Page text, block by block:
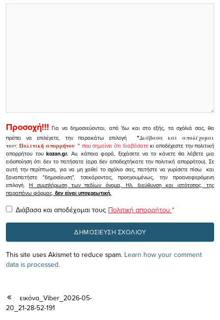
Προσοχή!!! Για να δημοσιεύονται, από 'δω και στο εξής, τα σχόλιά σας, θα
πρέπει να επιλέγετε, την παρακάτω επιλογή
"Διάβασα και αποδέχομαι
τουςΠολιτική απορρήτου" που σημαίνει ότι διαβάσατεκι αποδέχεστε την πολιτική
απορρήτου τουkozan.gr. Αν, κάποια φορά, ξεχάσετε να το κάνετε θα λάβετε μια
ειδοποίηση ότι δεν το πατήσατε (αρα δεν αποδεχτήκατε την πολιτική απορρήτου). Σε
αυτή την περίπτωση, για να μη χαθεί το σχόλιο σας, πατήστε να γυρίσετε πίσω και
ξαναπατήστε "δημοσίευση", τσεκάροντας, προηγουμένως, την προαναφερόμενη
επιλογή.Η συμπλήρωση των πεδίων όνομα, Ηλ. διεύθυνση και ιστότοπος, της
παραπάνω φόρμας, δεν είναι υποχρεωτική.
Διάβασα και αποδέχομαι τους Πολιτική απορρήτου *
This site uses Akismet to reduce spam. Learn how your comment
data is processed.
εικόνα_Viber_2026-05-
20_21-28-52-191